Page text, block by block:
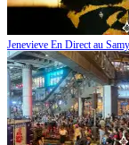
Jenevieve En Direct au